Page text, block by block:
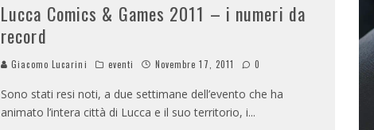
Lucca Comics & Games 2011 – i numeri da
record
Giacomo Lucarini eventi Novembre 17, 2011 0
Sono stati resi noti, a due settimane dell’evento che ha
animato l’intera città di Lucca e il suo territorio, i...